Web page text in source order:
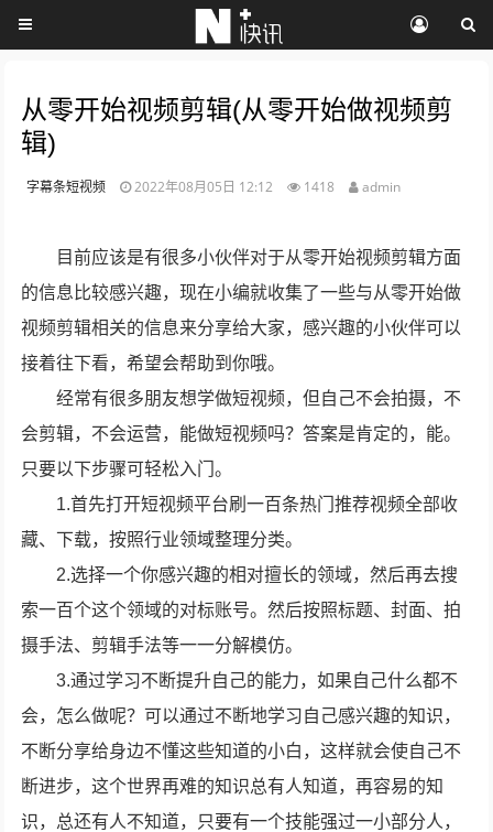
从零开始视频剪辑(从零开始做视频剪
辑)
字幕条短视频 2022年08月05日 12:12 1418 admin
目前应该是有很多小伙伴对于从零开始视频剪辑方面
的信息比较感兴趣，现在小编就收集了一些与从零开始做
视频剪辑相关的信息来分享给大家，感兴趣的小伙伴可以
接着往下看，希望会帮助到你哦。
经常有很多朋友想学做短视频，但自己不会拍摄，不
会剪辑，不会运营，能做短视频吗？答案是肯定的，能。
只要以下步骤可轻松入门。
1.首先打开短视频平台刷一百条热门推荐视频全部收
藏、下载，按照行业领域整理分类。
2.选择一个你感兴趣的相对擅长的领域，然后再去搜
索一百个这个领域的对标账号。然后按照标题、封面、拍
摄手法、剪辑手法等一一分解模仿。
3.通过学习不断提升自己的能力，如果自己什么都不
会，怎么做呢？可以通过不断地学习自己感兴趣的知识，
不断分享给身边不懂这些知道的小白，这样就会使自己不
断进步，这个世界再难的知识总有人知道，再容易的知
识，总还有人不知道，只要有一个技能强过一小部分人，